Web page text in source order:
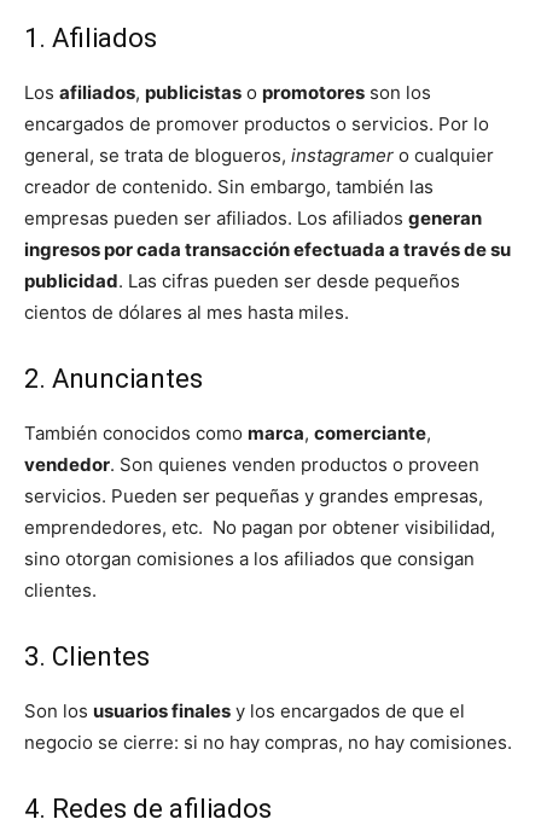
1. Afiliados
Los afiliados, publicistas o promotores son los
encargados de promover productos o servicios. Por lo
general, se trata de blogueros, instagramer o cualquier
creador de contenido. Sin embargo, también las
empresas pueden ser afiliados. Los afiliados generan
ingresos por cada transacción efectuada a través de su
publicidad. Las cifras pueden ser desde pequeños
cientos de dólares al mes hasta miles.
2. Anunciantes
También conocidos como marca, comerciante,
vendedor. Son quienes venden productos o proveen
servicios. Pueden ser pequeñas y grandes empresas,
emprendedores, etc. No pagan por obtener visibilidad,
sino otorgan comisiones a los afiliados que consigan
clientes.
3. Clientes
Son los usuarios finales y los encargados de que el
negocio se cierre: si no hay compras, no hay comisiones.
4. Redes de afiliados